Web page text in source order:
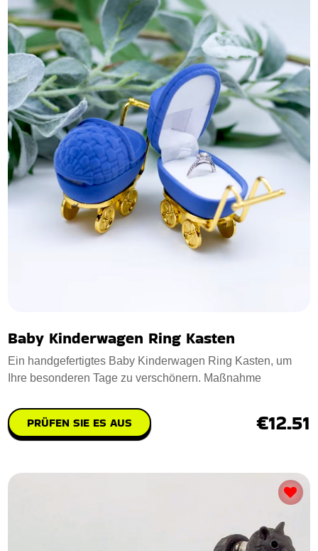
Baby Kinderwagen Ring Kasten
Ein handgefertigtes Baby Kinderwagen Ring Kasten, um
Ihre besonderen Tage zu verschönern. Maßnahme
PRÜFEN SIE ES AUS €12.51